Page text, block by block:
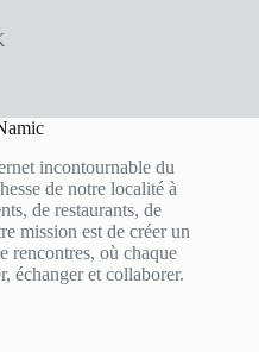
incontournable du
de notre localité à
de restaurants, de
mission est de créer un
rencontres, où chaque
échanger et collaborer.